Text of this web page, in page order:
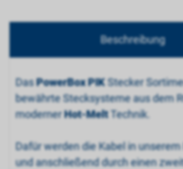
Beschreibung
DasPowerBox PIKStecker
bewährte Stecksysteme aus dem
modernerHot-MeltTechnik.
Dafür werden die Kabel in
und anschließend durch einen